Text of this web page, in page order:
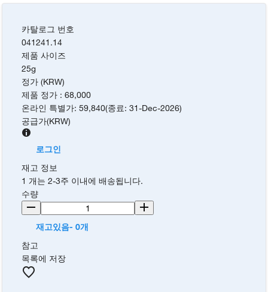
카탈로그 번호
041241.14
제품 사이즈
25g
정가 (KRW)
제품 정가 :68,000
온라인 특별가:59,840(종료:31-Dec-2026)
공급가(KRW)
로그인
재고 정보
1 개는 2-3주 이내에 배송됩니다.
수량
재고있음- 0개
참고
목록에 저장